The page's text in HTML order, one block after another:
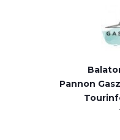
Pannon